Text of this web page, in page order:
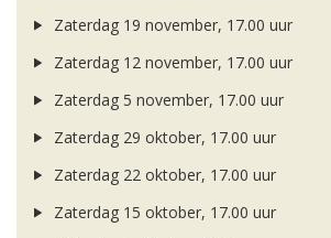
Zaterdag 19 november, 17.00 uur
Zaterdag 12 november, 17.00 uur
Zaterdag 5 november, 17.00 uur
Zaterdag 29 oktober, 17.00 uur
Zaterdag 22 oktober, 17.00 uur
Zaterdag 15 oktober, 17.00 uur